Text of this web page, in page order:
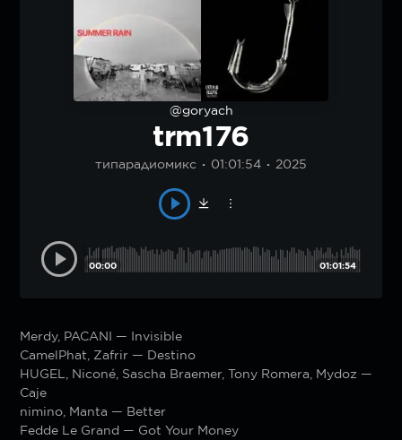
@goryach
trm176
типарадиомикс 01:01:54 2025
00:00 01:01:54
Merdy, PACANI — Invisible
CamelPhat, Zafrir — Destino
HUGEL, Niconé, Sascha Braemer, Tony Romera, Mydoz —
Caje
nimino, Manta — Better
Fedde Le Grand — Got Your Money